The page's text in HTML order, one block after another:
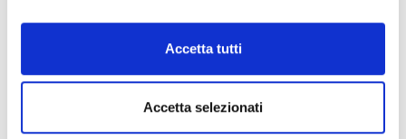
Accetta tutti
Accetta selezionati